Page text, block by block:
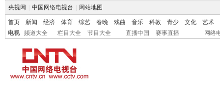
央视网 中国网络电视台 网站地图
首页 新闻 经济 体育 综艺 春晚 戏曲 音乐 科教 青少 文化
艺术
电视
频道大全 栏目大全 节目大全 直播中国 赛事直播 网络